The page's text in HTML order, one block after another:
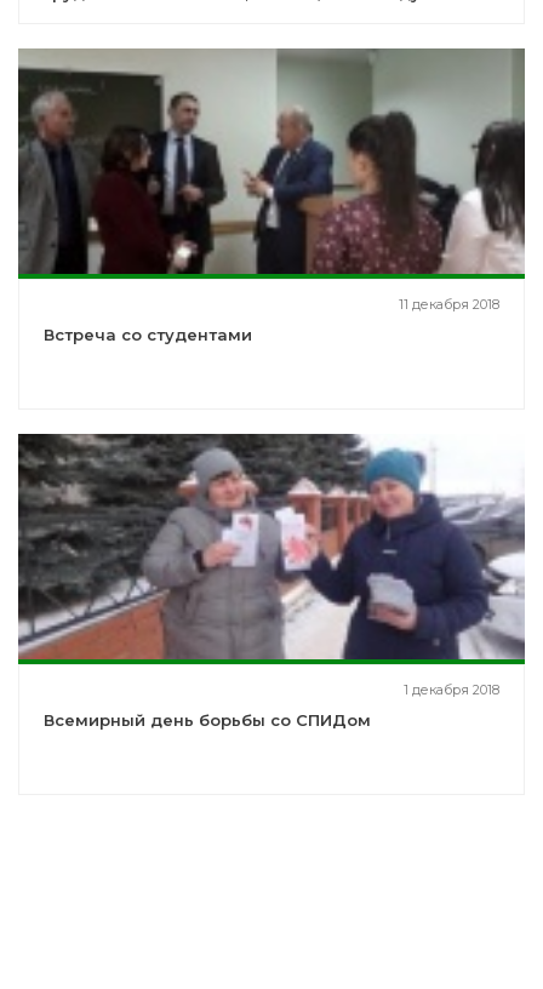
11 декабря 2018
Встреча со студентами
1 декабря 2018
Всемирный день борьбы со СПИДом